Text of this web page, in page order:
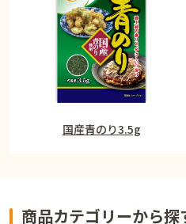
国産青のり3.5g
商品カテゴリーから探